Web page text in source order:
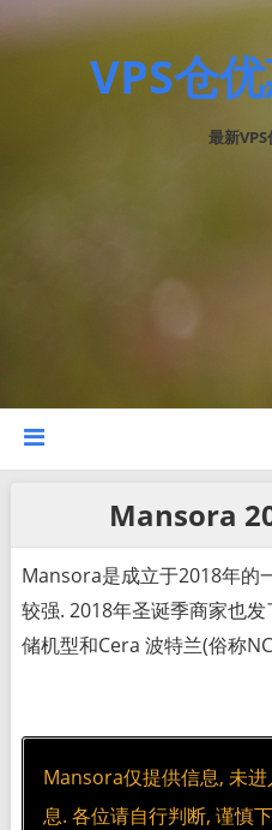
VPS仓
最新
Mansora
Mansora是成立于2018年的
较强. 2018年圣诞季商家也
储机型和Cera 波特兰(俗称
Mansora仅提供信息, 未
息. 各位请自行判断, 谨慎